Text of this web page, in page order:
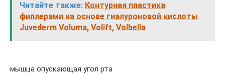
Читайте также: Контурная пластика
филлерами на основе гиалуроновой кислоты
Juvederm Voluma, Volift, Volbella
мышца опускающая угол рта